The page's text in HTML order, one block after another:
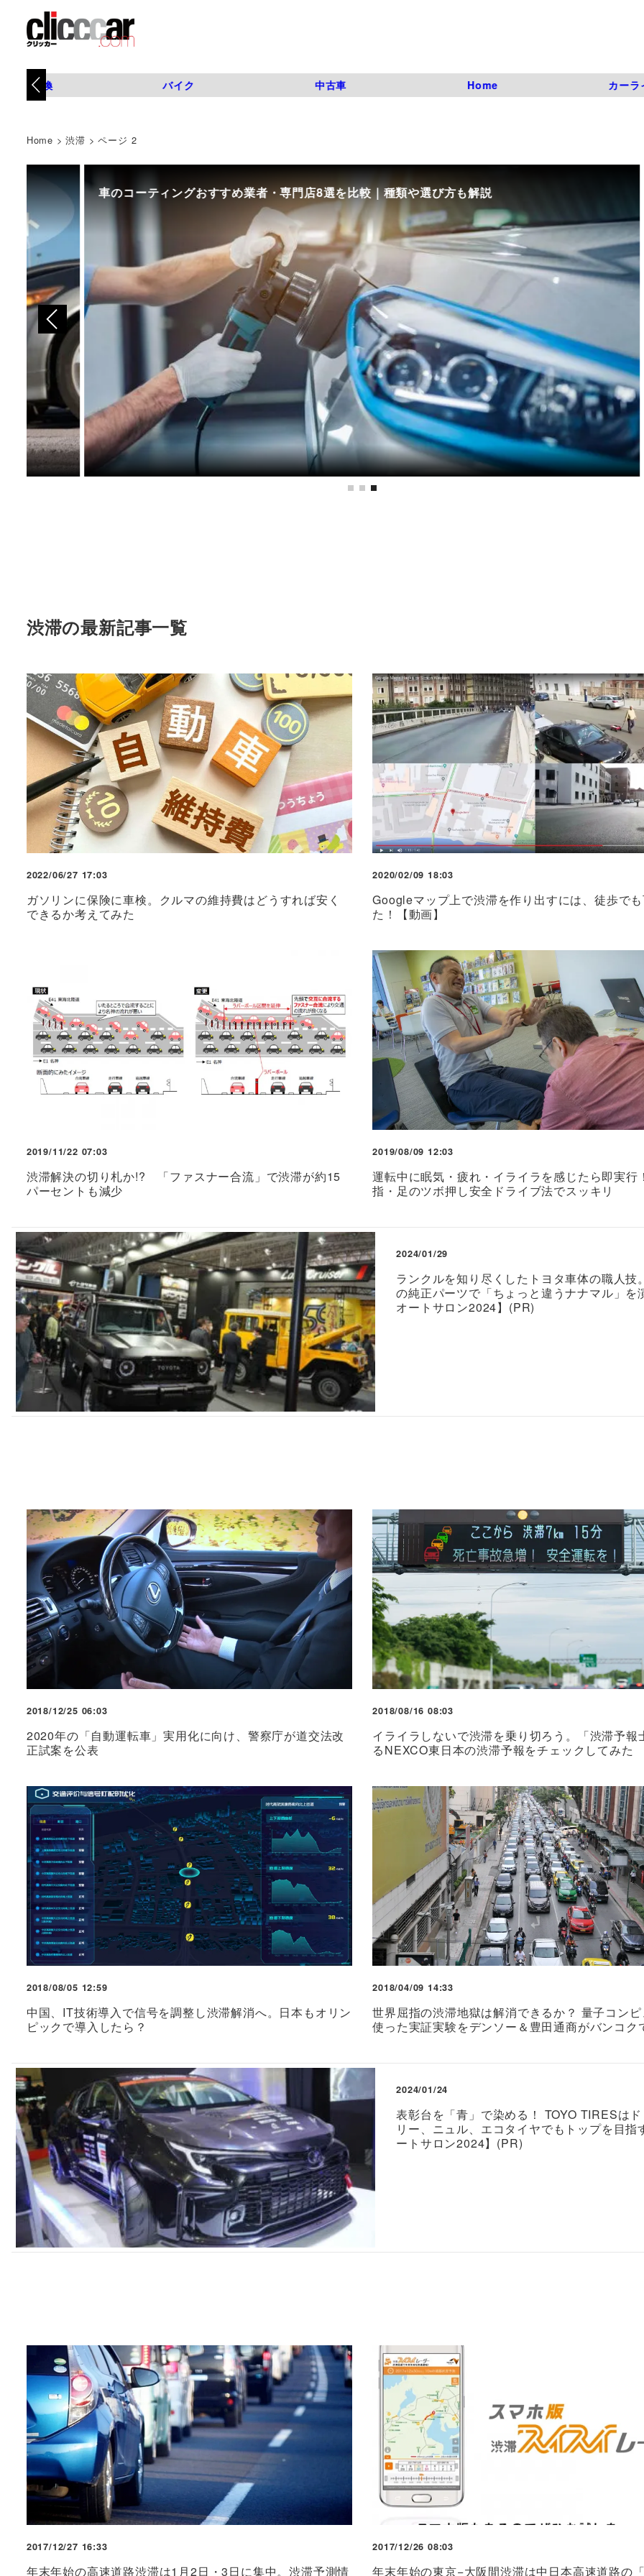
タイヤ交換 バイク 中古車 Home カーラ
Home >渋滞 >ページ 2
車のコーティングおすすめ業者・専門店8選を比較｜種類や選び方も解説
渋滞の最新記事一覧
2022/06/27 17:03
ガソリンに保険に車検。クルマの維持費はどうすれば安く
できるか考えてみた
2020/02/09 18:03
Googleマップ上で渋滞を作り出すには、徒歩で
た！【動画】
2019/11/22 07:03
渋滞解決の切り札か!? 「ファスナー合流」で渋滞が約15
パーセントも減少
2019/08/09 12:03
運転中に眠気・疲れ・イライラを感じたら即実行
指・足のツボ押し安全ドライブ法でスッキリ
2024/01/29
ランクルを知り尽くしたトヨタ車体の職人技
の純正パーツで「ちょっと違うナナマル」を
オートサロン2024】(PR)
2018/12/25 06:03
2020年の「自動運転車」実用化に向け、警察庁が道交法改
正試案を公表
2018/08/16 08:03
イライラしないで渋滞を乗り切ろう。「渋滞予報
るNEXCO東日本の渋滞予報をチェックしてみた
2018/08/05 12:59
中国、IT技術導入で信号を調整し渋滞解消へ。日本もオリン
ピックで導入したら？
2018/04/09 14:33
世界屈指の渋滞地獄は解消できるか？ 量子コン
使った実証実験をデンソー＆豊田通商がバンコク
2024/01/24
表彰台を「青」で染める！ TOYO TIRESは
リー、ニュル、エコタイヤでもトップを目指
ートサロン2024】(PR)
2017/12/27 16:33
年末年始の高速道路渋滞は1月2日・3日に集中。渋滞予測情
2017/12/26 08:03
年末年始の東京−大阪間渋滞は中日本高速道路の